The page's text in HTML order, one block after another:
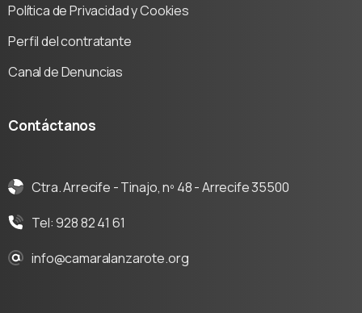
Política de Privacidad y Cookies
Perfil del contratante
Canal de Denuncias
Contáctanos
Ctra. Arrecife - Tinajo, nº 48 - Arrecife 35500
Tel: 928 82 41 61
info@camaralanzarote.org